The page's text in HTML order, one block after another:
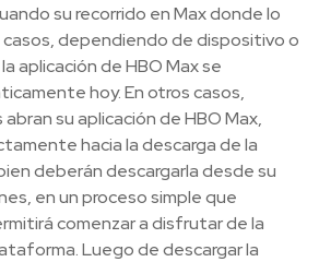
su recorrido en Max donde lo
casos, dependiendo de dispositivo o
aplicación de HBO Max se
hoy. En otros casos,
su aplicación de HBO Max,
hacia la descarga de la
deberán descargarla desde su
en un proceso simple que
comenzar a disfrutar de la
Luego de descargar la